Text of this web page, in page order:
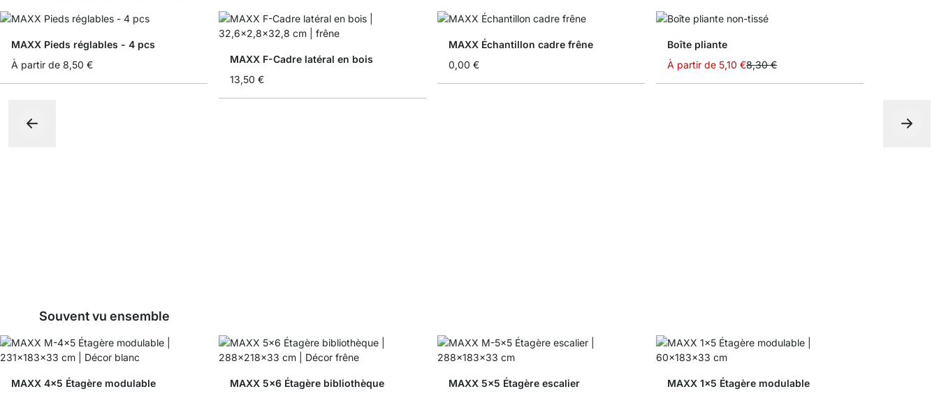
MAXX Pieds réglables - 4 pcs
À partir de 8,50 €
MAXX F-Cadre latéral en bois
13,50 €
MAXX Échantillon cadre frêne
0,00 €
Boîte pliante
À partir de 5,10 €8,30 €
Souvent vu ensemble
MAXX 4x5 Étagère modulable
MAXX 5x6 Étagère bibliothèque
MAXX 5x5 Étagère escalier
MAXX 1x5 Étagère modulable